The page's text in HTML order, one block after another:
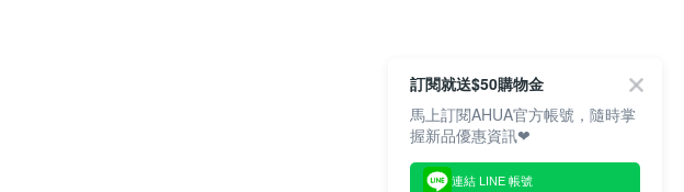
訂閱就送$50購物金
馬上訂閱AHUA官方帳號，隨時掌
握新品優惠資訊❤
連結 LINE 帳號